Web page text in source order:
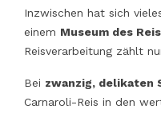
Inzwischen hat sich
einem Museum des
Reisverarbeitung zählt
Bei zwanzig, delikaten
Carnaroli-Reis in den